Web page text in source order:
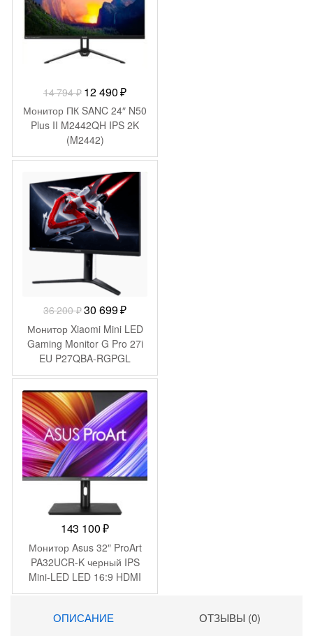
14 794₽ Первоначальная
цена
составляла
14
794 ₽.
12 490₽Текущая
цена:
12
Монитор ПК SANC 24″ N50
Plus II M2442QH IPS 2K
(M2442)
- 5 501
36 200₽Первоначальная
цена
составляла
36
200 ₽.
30 699₽Текущая
цена:
30
699 ₽.
Монитор Xiaomi Mini LED
Gaming Monitor G Pro 27i
EU P27QBA-RGPGL
(ELA5585EU)
143 100₽
Монитор Asus 32″ ProArt
PA32UCR-K черный IPS
Mini-LED LED 16:9 HDMI
M/M матовая HAS Piv
3840×2160 60Hz DP 4K
ОПИСАНИЕ ОТЗЫВЫ (0)